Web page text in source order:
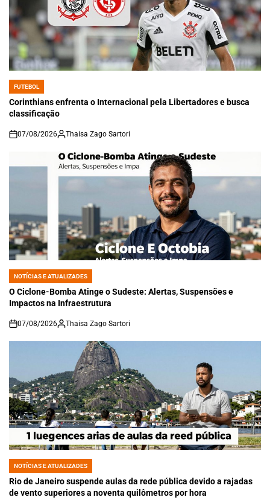
POSTED
IN
FUTEBOL
Corinthians enfrenta o Internacional pela Libertadores e busca
classificação
on
07/08/2026 Thaisa Zago Sartori
POSTED
IN
NOTÍCIAS E ATUALIZADES
O Ciclone-Bomba Atinge o Sudeste: Alertas, Suspensões e
Impactos na Infraestrutura
on
07/08/2026 Thaisa Zago Sartori
POSTED
IN
NOTÍCIAS E ATUALIZADES
Rio de Janeiro suspende aulas da rede pública devido a rajadas
de vento superiores a noventa quilômetros por hora